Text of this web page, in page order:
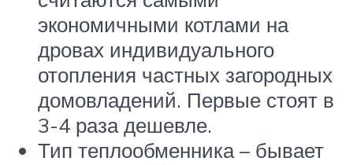
экономичными котлами на
дровах индивидуального
отопления частных загородных
домовладений. Первые стоят в
3-4 раза дешевле.
Тип теплообменника – бывает